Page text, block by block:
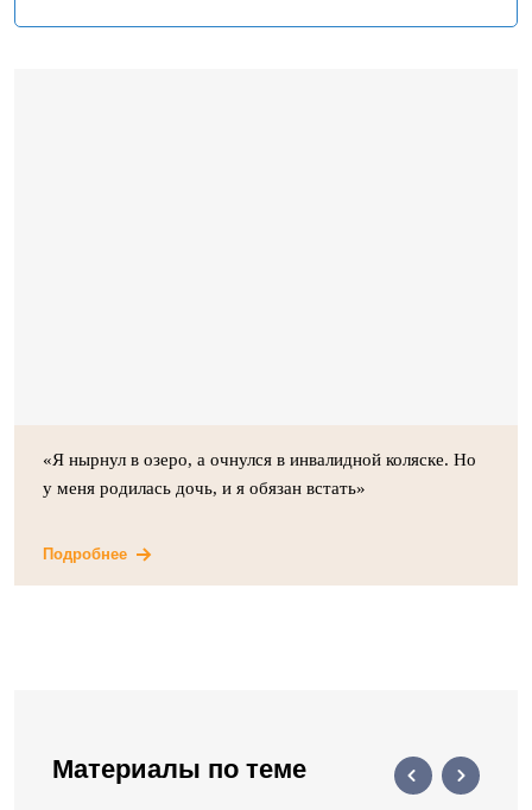
«Я нырнул в озеро, а очнулся в инвалидной коляске. Но
у меня родилась дочь, и я обязан встать»
Подробнее
Материалы по теме